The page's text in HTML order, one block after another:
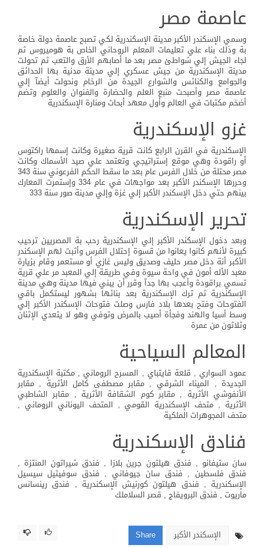
عاصمة مصر
وسمي الإسكندر الأكبر مدينة الإسكندرية لكي تصبح عاصمة دولة خاصة
بة وذلك بناء علي تعليمات المعلم الروحاني الخاص بة هوميروس ثم
لجاء الجيش إلي شواطئ مصر بعد ما أصابهم الأرق والتعب ثم تحولت
مدينة الإسكندرية من جيش عسكري إلي مدينة مدنية بها الحدائق
والجوامع والكنائس والشوارع الجيدة من الرخام ونحولت أيضآ إلي
عاصمة مصر وأصبحت منبع العلم والحضارة والفنوان والعلوم وتضم
أضخم مكتبات في العالم وأول معهد أبحاث ومنارة الإسكندرية
غزو الإسكندرية
الإسكندرية في القرن الرابع كانت قرية صغيرة وكانت إسمها راكتوس
أو راقودة وهي موقع إستراتيجي وتعتمد علي صيد الأسماك وكانت
مصر محتلة من خلال الفرس عام بعد ما سقط الحكم الفرعوني سنة 343
وحررها الإسكندر الأكبر بعد مواجهات في عام 334 وإستمرت المعارك
بينهم حتي دخل الإسكندر الأكبر إلي غزة وإلي مدينة صور سنة 333
تحرير الإسكندرية
وبعد دخول الإسكندر الأكبر إلي الإسكندرية رحب بة المصريين ترحيب
كبيرة لأنهم كانوا يعانوا من قسوة إحتلال الفرس وأثبت لهم الإسكندر
الأكبر أنة دخل مصر حليف وصديق وليس غازي أو مستعمر وقام بزيارة
معبد الأله أمون في واحة سيوة وفي طريقة إلي المعبد مر علي قرية
تسمي براقودة وأعجب بها جدآ وقرر أن يبني فيها مدينة وهي مدينة
الإسكندرية ثم ترك الإسكندرية بعد بنائها بشهور ليستكمل باقي
الفتوحات وفتح بعدها بلاد فارس وصلت فتوحات الإسكندر الأكبر إلي
وسط أسيا والهند وفجأة أصيب بالمرض وتوفي وهو لا يتعدي الإثنان
وثلاثون من عمرة
المعالم السياحية
عمود السواري , قلعة قايتباي , المسرح الروماني , مكتبة الإسكندرية
الجديدة , الميناء الشرقي , مقابر مصطفى كامل الأثرية , مقابر
الأنفوشي الأثرية , مقابر كوم الشقافة الأثرية , مقابر الشاطبي
الأثرية , متحف الإسكندرية القومي , المتحف اليوناني الروماني ,
متحف المجوهرات الملكية
فنادق الإسكندرية
سان ستيفانو , فندق هيلتون جرين بلازا , فندق شيراتون المنتزة ,
فندق فلسطين , فندق سان جيوفاني , فندق سوفيتيل سيسيل
الإسكندرية , فندق هيلتون كورنيش الإسكندرية , فندق رينسانس
ماريوت , فندق البرويفاج , قصر السلاملك
الإسكندر الأكبر Share